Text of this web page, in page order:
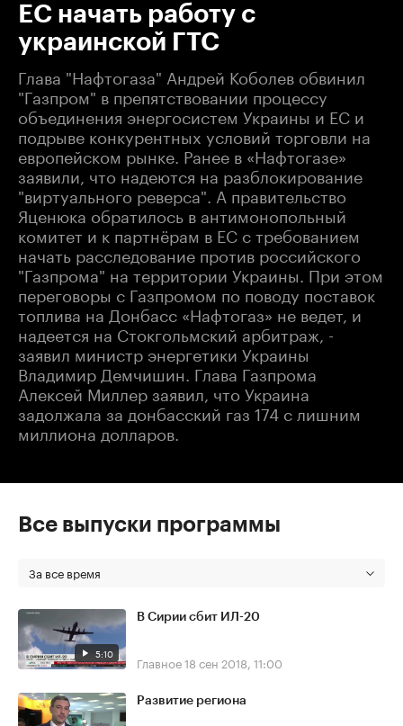
ЕС начать работу с
украинской ГТС
Глава "Нафтогаза" Андрей Коболев обвинил
"Газпром" в препятствовании процессу
объединения энергосистем Украины и ЕС и
подрыве конкурентных условий торговли на
европейском рынке. Ранее в «Нафтогазе»
заявили, что надеются на разблокирование
"виртуального реверса". А правительство
Яценюка обратилось в антимонопольный
комитет и к партнёрам в ЕС с требованием
начать расследование против российского
"Газпрома" на территории Украины. При этом
переговоры с Газпромом по поводу поставок
топлива на Донбасс «Нафтогаз» не ведет, и
надеется на Стокгольмский арбитраж, -
заявил министр энергетики Украины
Владимир Демчишин. Глава Газпрома
Алексей Миллер заявил, что Украина
задолжала за донбасский газ 174 с лишним
миллиона долларов.
Все выпуски программы
За все время
5:10
В Сирии сбит ИЛ-20
Главное18 сен 2018, 11:00
Развитие региона